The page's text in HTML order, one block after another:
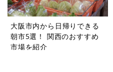
大阪市内から日帰りできる
朝市5選！ 関西のおすすめ
市場を紹介